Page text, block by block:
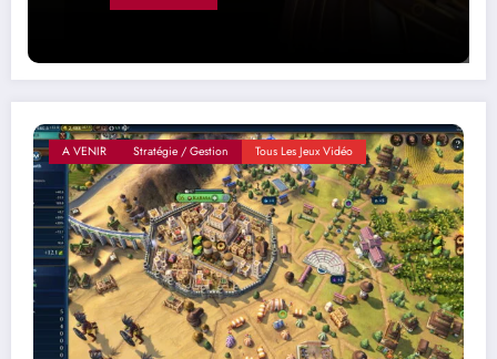
A VENIR Stratégie / Gestion Tous Les Jeux Vidéo